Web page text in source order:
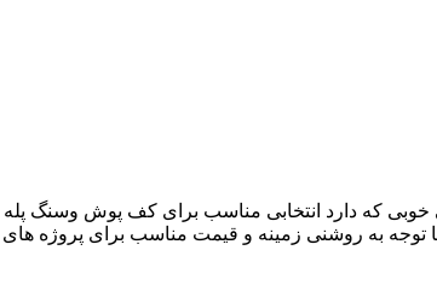
خوبی که دارد انتخابی مناسب برای کف پوش وسنگ
توجه به روشنی زمینه و قیمت مناسب برای پروژه